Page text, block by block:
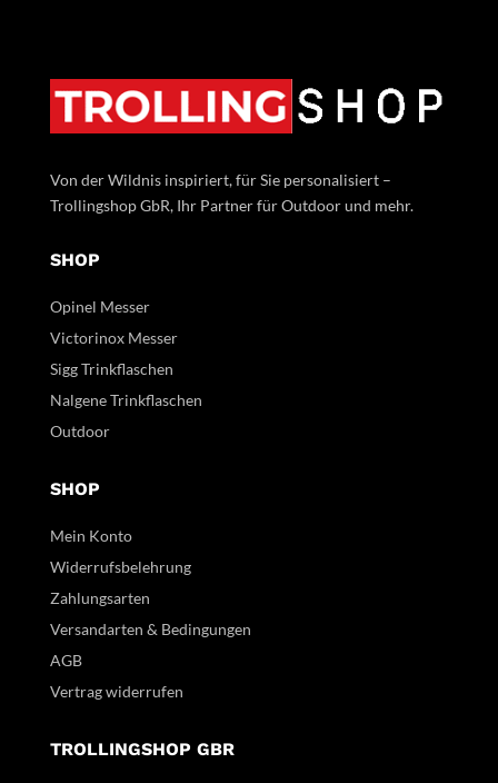
Von der Wildnis inspiriert, für Sie personalisiert –
Trollingshop GbR, Ihr Partner für Outdoor und mehr.
SHOP
Opinel Messer
Victorinox Messer
Sigg Trinkflaschen
Nalgene Trinkflaschen
Outdoor
SHOP
Mein Konto
Widerrufsbelehrung
Zahlungsarten
Versandarten & Bedingungen
AGB
Vertrag widerrufen
TROLLINGSHOP GBR